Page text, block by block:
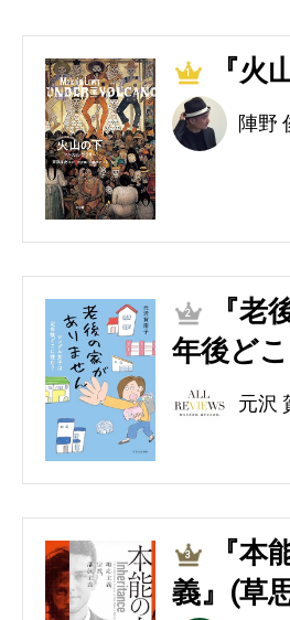
1 『火
陣野
2
『
年後ど
元沢
3
『本
義』(草